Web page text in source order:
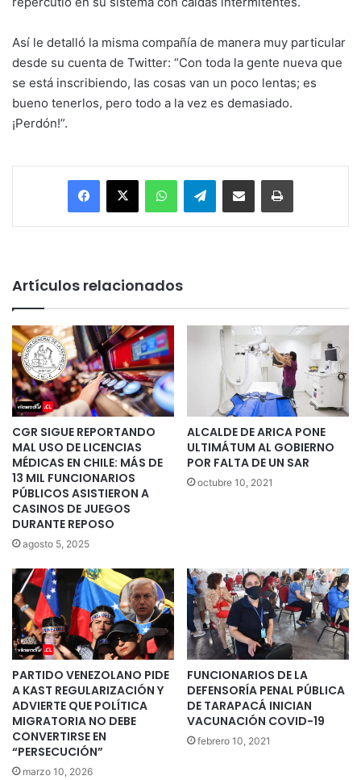
Así le detalló la misma compañía de manera muy particular
desde su cuenta de Twitter: “Con toda la gente nueva que
se está inscribiendo, las cosas van un poco lentas; es
bueno tenerlos, pero todo a la vez es demasiado.
¡Perdón!”.
Facebook
X WhatsAppTelegramEnviar vía email Imprimir
Artículos relacionados
CGR SIGUE REPORTANDO
MAL USO DE LICENCIAS
MÉDICAS EN CHILE: MÁS DE
13 MIL FUNCIONARIOS
PÚBLICOS ASISTIERON A
CASINOS DE JUEGOS
DURANTE REPOSO
agosto 5, 2025
ALCALDE DE ARICA PONE
ULTIMÁTUM AL GOBIERNO
POR FALTA DE UN SAR
octubre 10, 2021
PARTIDO VENEZOLANO PIDE
A KAST REGULARIZACIÓN Y
ADVIERTE QUE POLÍTICA
MIGRATORIA NO DEBE
CONVERTIRSE EN
“PERSECUCIÓN”
marzo 10, 2026
FUNCIONARIOS DE LA
DEFENSORÍA PENAL PÚBLICA
DE TARAPACÁ INICIAN
VACUNACIÓN COVID-19
febrero 10, 2021